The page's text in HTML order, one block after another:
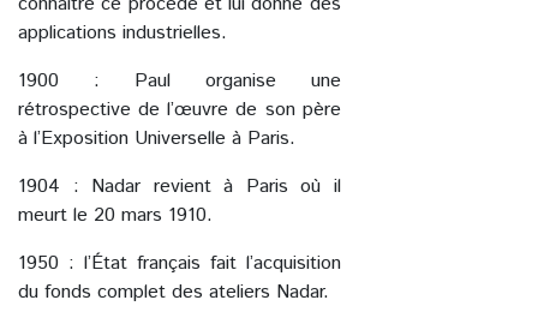
applications industrielles.
1900 : Paul organise une
rétrospective de l’œuvre de son père
à l’Exposition Universelle à Paris.
1904 : Nadar revient à Paris où il
meurt le 20 mars 1910.
1950 : l’État français fait l’acquisition
du fonds complet des ateliers Nadar.